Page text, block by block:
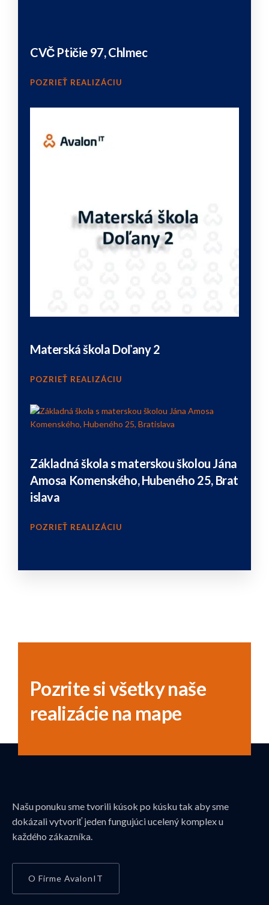
CVČ Ptičie 97, Chlmec
POZRIEŤ REALIZÁCIU
Materská škola Doľany 2
POZRIEŤ REALIZÁCIU
Základná škola s materskou školou Jána
Amosa Komenského, Hubeného 25, Brat
islava
POZRIEŤ REALIZÁCIU
Pozrite si všetky naše
realizácie na mape
Našu ponuku sme tvorili kúsok po kúsku tak aby sme
dokázali vytvoriť jeden fungujúci ucelený komplex u
každého zákazníka.
O Firme AvalonIT